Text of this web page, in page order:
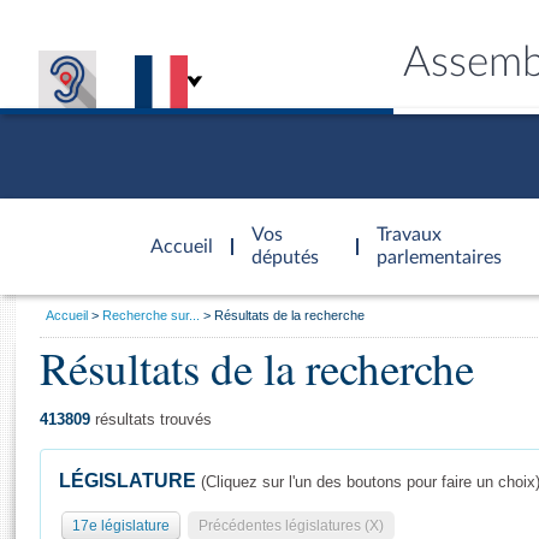
Accueil
d'accueil
Vos
députés
Travaux
parlementaires
Général
Vous
Accueil Recherche sur... Résultats de la recherche
Résultats de la recherche
413809 résultats trouvés
LÉGISLATURE (Cliquez sur l'un des boutons pour faire un choix)
17e législature Précédentes législatures (X)